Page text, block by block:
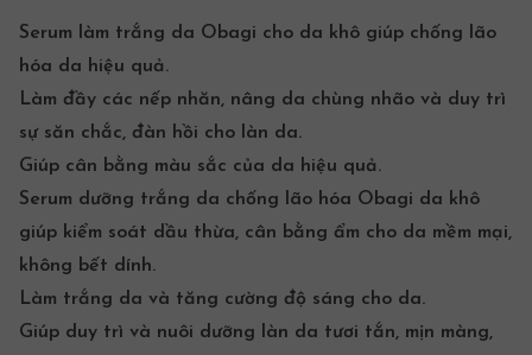
Serum làm trắng da Obagi cho da khô giúp chống lão
hóa da hiệu quả.
Làm đầy các nếp nhăn, nâng da chùng nhão và duy trì
sự săn chắc, đàn hồi cho làn da.
Giúp cân bằng màu sắc của da hiệu quả.
Serum dưỡng trắng da chống lão hóa Obagi da khô
giúp kiểm soát dầu thừa, cân bằng ẩm cho da mềm mại,
không bết dính.
Làm trắng da và tăng cường độ sáng cho da.
Giúp duy trì và nuôi dưỡng làn da tươi tắn, mịn màng,